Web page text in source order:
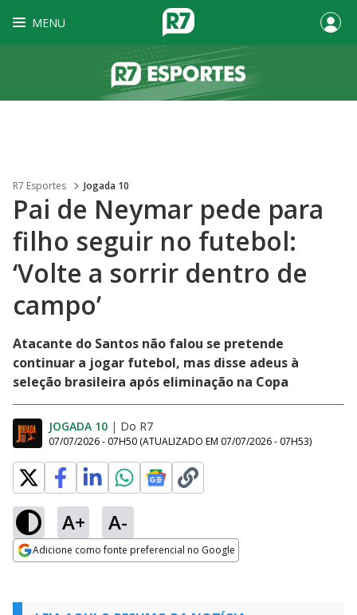
MENU
R7 Esportes Jogada 10
Pai de Neymar pede para
filho seguir no futebol:
‘Volte a sorrir dentro de
campo’
Atacante do Santos não falou se pretende
continuar a jogar futebol, mas disse adeus à
seleção brasileira após eliminação na Copa
JOGADA 10 | Do R7
07/07/2026 - 07H50 (ATUALIZADO EM 07/07/2026 - 07H53)
A+ A-
Adicione como fonte preferencial no Google